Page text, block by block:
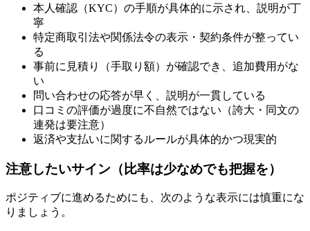
本人確認（KYC）の手順が具体的に示され、説明が丁
寧
特定商取引法や関係法令の表示・契約条件が整ってい
る
事前に見積り（手取り額）が確認でき、追加費用がな
い
問い合わせの応答が早く、説明が一貫している
口コミの評価が過度に不自然ではない（誇大・同文の
連発は要注意）
返済や支払いに関するルールが具体的かつ現実的
注意したいサイン（比率は少なめでも把握を）
ポジティブに進めるためにも、次のような表示には慎重にな
りましょう。